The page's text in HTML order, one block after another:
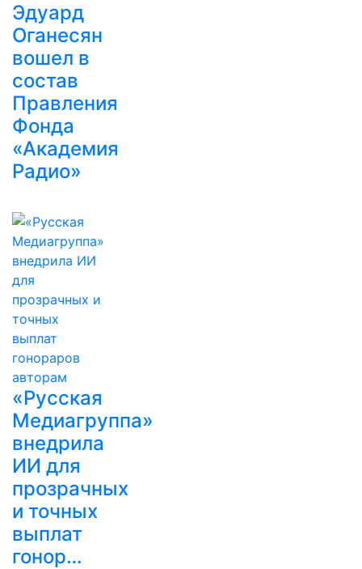
Эдуард
Оганесян
вошел в
состав
Правления
Фонда
«Академия
Радио»
«Русская
Медиагруппа»
внедрила
ИИ для
прозрачных
и точных
выплат
гонор…